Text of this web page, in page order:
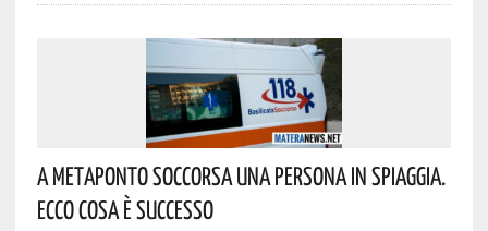
A Metaponto Soccorsa Una Persona In Spiaggia.
Ecco Cosa È Successo